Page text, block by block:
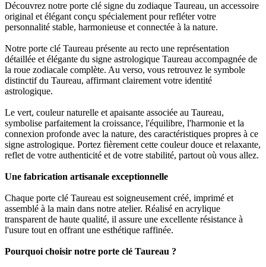
Découvrez notre porte clé signe du zodiaque Taureau, un accessoire
original et élégant conçu spécialement pour refléter votre
personnalité stable, harmonieuse et connectée à la nature.
Notre porte clé Taureau présente au recto une représentation
détaillée et élégante du signe astrologique Taureau accompagnée de
la roue zodiacale complète. Au verso, vous retrouvez le symbole
distinctif du Taureau, affirmant clairement votre identité
astrologique.
Le vert, couleur naturelle et apaisante associée au Taureau,
symbolise parfaitement la croissance, l'équilibre, l'harmonie et la
connexion profonde avec la nature, des caractéristiques propres à ce
signe astrologique. Portez fièrement cette couleur douce et relaxante,
reflet de votre authenticité et de votre stabilité, partout où vous allez.
Une fabrication artisanale exceptionnelle
Chaque porte clé Taureau est soigneusement créé, imprimé et
assemblé à la main dans notre atelier. Réalisé en acrylique
transparent de haute qualité, il assure une excellente résistance à
l'usure tout en offrant une esthétique raffinée.
Pourquoi choisir notre porte clé Taureau ?